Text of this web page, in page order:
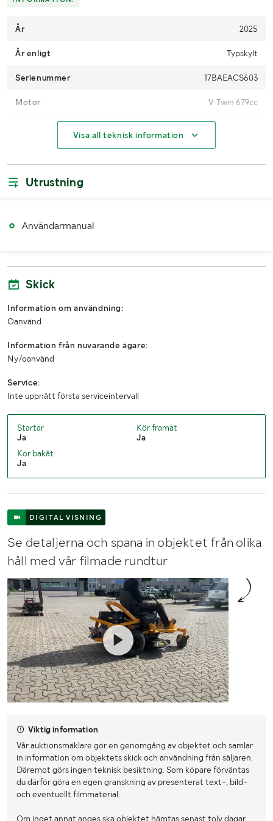
År 2025
År enligt Typskylt
Serienummer 17BAEACS603
Motor V-Twin 679cc
Drivmedel
MÅTT OCH VIKT:
Bredd (mm)
Höjd (mm)
Visa all teknisk information
Utrustning
Användarmanual
Skick
Information om användning:
Oanvänd
Information från nuvarande ägare:
Ny/oanvänd
Service:
Inte uppnått första serviceintervall
Startar
Ja
Kör framåt
Ja
Kör bakåt
Ja
DIGITAL VISNING
Se detaljerna och spana in objektet från olika
håll med vår filmade rundtur
Viktig information
Vår auktionsmäklare gör en genomgång av objektet och samlar
in information om objektets skick och användning från säljaren.
Däremot görs ingen teknisk besiktning. Som köpare förväntas
du därför göra en egen granskning av presenterat text-, bild-
och eventuellt filmmaterial.
Om inget annat anges ska objektet hämtas senast tolv dagar